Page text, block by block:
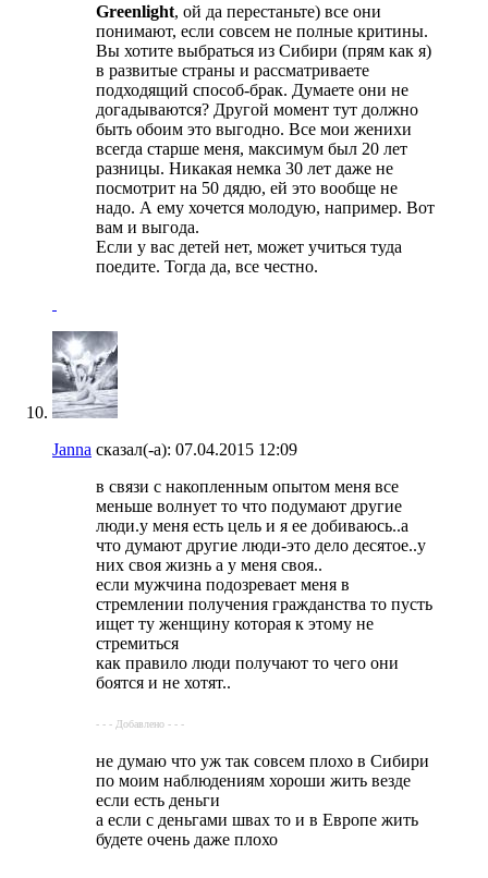
Greenlight, ой да перестаньте) все они
понимают, если совсем не полные критины.
Вы хотите выбраться из Сибири (прям как я)
в развитые страны и рассматриваете
подходящий способ-брак. Думаете они не
догадываются? Другой момент тут должно
быть обоим это выгодно. Все мои женихи
всегда старше меня, максимум был 20 лет
разницы. Никакая немка 30 лет даже не
посмотрит на 50 дядю, ей это вообще не
надо. А ему хочется молодую, например. Вот
вам и выгода.
Если у вас детей нет, может учиться туда
поедите. Тогда да, все честно.
Janna сказал(-а): 07.04.2015 12:09
в связи с накопленным опытом меня все
меньше волнует то что подумают другие
люди.у меня есть цель и я ее добиваюсь..а
что думают другие люди-это дело десятое..у
них своя жизнь а у меня своя..
если мужчина подозревает меня в
стремлении получения гражданства то пусть
ищет ту женщину которая к этому не
стремиться
как правило люди получают то чего они
боятся и не хотят..
- - - Добавлено - - -
не думаю что уж так совсем плохо в Сибири
по моим наблюдениям хороши жить везде
если есть деньги
а если с деньгами швах то и в Европе жить
будете очень даже плохо